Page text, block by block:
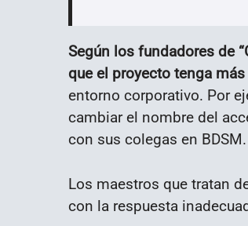
Según los fundadores de
que el proyecto tenga
entorno corporativo. Por
cambiar el nombre del
con sus colegas en BDSM.
Los maestros que tratan
con la respuesta